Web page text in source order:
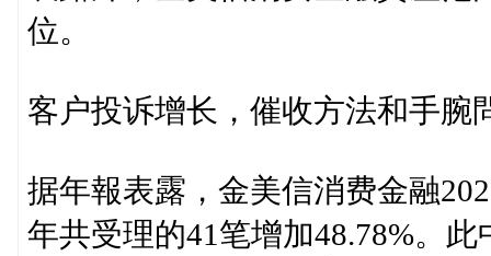
位。
客户投诉增长，催收方法和手腕
据年報表露，金美信消费金融
年共受理的41笔增加48.78%。